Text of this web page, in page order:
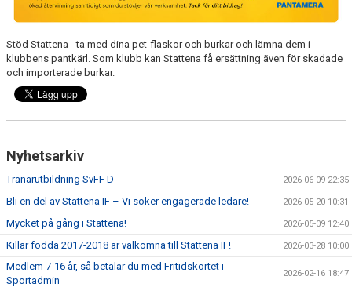
Stöd Stattena - ta med dina pet-flaskor och burkar och lämna dem i
klubbens pantkärl. Som klubb kan Stattena få ersättning även för skadade
och importerade burkar.
Nyhetsarkiv
Tränarutbildning SvFF D 2026-06-09 22:35
Bli en del av Stattena IF – Vi söker engagerade ledare! 2026-05-20 10:31
Mycket på gång i Stattena! 2026-05-09 12:40
Killar födda 2017-2018 är välkomna till Stattena IF! 2026-03-28 10:00
Medlem 7-16 år, så betalar du med Fritidskortet i
Sportadmin
2026-02-16 18:47